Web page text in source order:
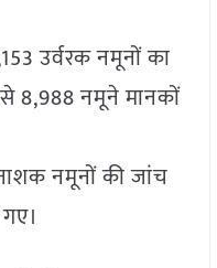
उर्वरक नमूनों का
8,988 नमूने मानकों
नमूनों की जांच